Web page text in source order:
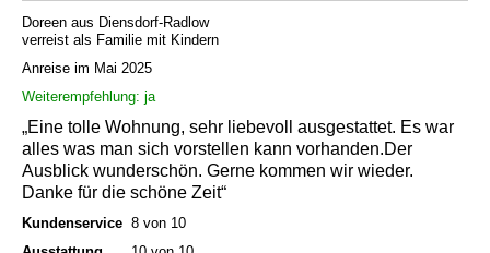
Doreen aus Diensdorf-Radlow
verreist als Familie mit Kindern
Anreise im Mai 2025
Weiterempfehlung: ja
„Eine tolle Wohnung, sehr liebevoll ausgestattet. Es war
alles was man sich vorstellen kann vorhanden.Der
Ausblick wunderschön. Gerne kommen wir wieder.
Danke für die schöne Zeit“
Kundenservice 8 von 10